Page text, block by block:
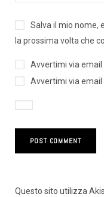
Salva il mio nome,
la prossima volta che
Avvertimi via
Avvertimi via email
Questo sito utilizza